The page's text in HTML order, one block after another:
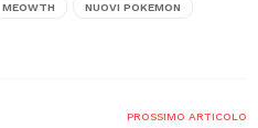
MEOWTH NUOVI POKEMON
PROSSIMO ARTICOLO